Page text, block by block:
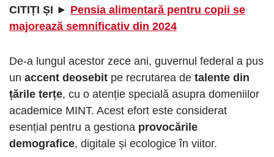
CITIȚI ȘI ► Pensia alimentară pentru copii se
majorează semnificativ din 2024
De-a lungul acestor zece ani, guvernul federal a pus
un accent deosebit pe recrutarea de talente din
țările terțe, cu o atenție specială asupra domeniilor
academice MINT. Acest efort este considerat
esențial pentru a gestiona provocările
demografice, digitale și ecologice în viitor.